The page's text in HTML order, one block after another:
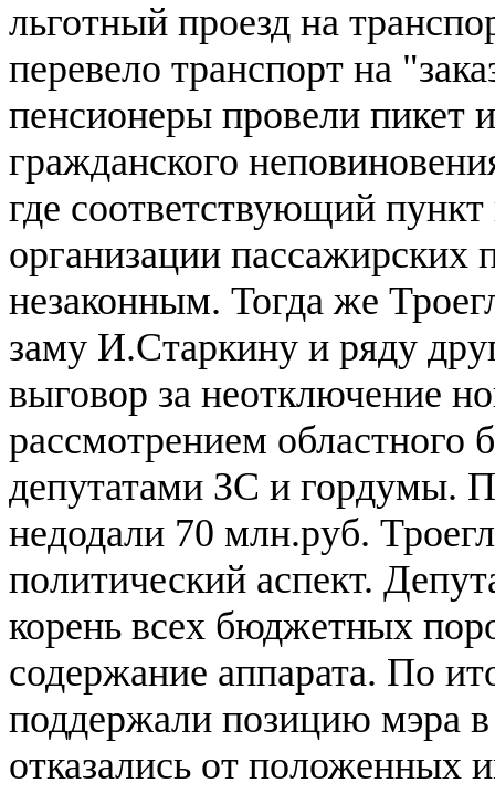
льготный проезд на
перевело транспорт на
пенсионеры провели пикет
гражданского
где соответствующий
организации пассажирских
незаконным. Тогда же
заму И.Старкину и ряду
выговор за неотключение
рассмотрением областного
депутатами ЗС и гордумы.
недодали 70 млн.руб.
политический аспект.
корень всех бюджетных
содержание аппарата. По
поддержали позицию мэра
отказались от положенных